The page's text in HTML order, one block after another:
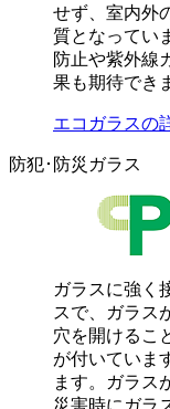
せず、室内外
質となってい
防止や紫外線
果も期待でき
エコガラスの
防犯･防災ガラス
ガラスに強く
スで、ガラス
穴を開けるこ
が付いていま
ます。ガラス
災害時にガラ